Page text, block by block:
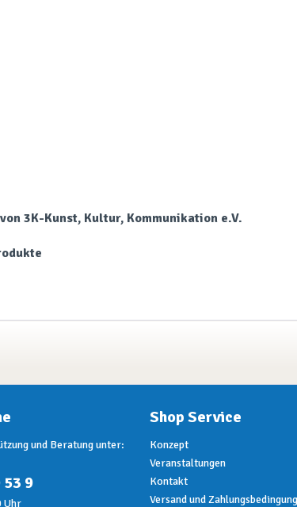
3K-Kunst, Kultur, Kommunikation e.V.
und Beratung unter:
53 9
Uhr
Shop Service
Konzept
Veranstaltungen
Kontakt
Versand und